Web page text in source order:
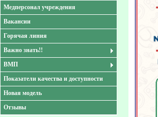
Медперсонал учреждения
Вакансии
Горячая линия
Важно знать!!
ВМП
Показатели качества и доступности
Новая модель
Отзывы